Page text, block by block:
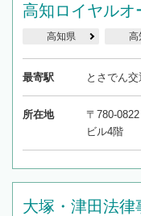
高知ロイヤル
高知県 高
最寄駅 とさでん
所在地
〒780-
ビル4階
大塚・津田法律